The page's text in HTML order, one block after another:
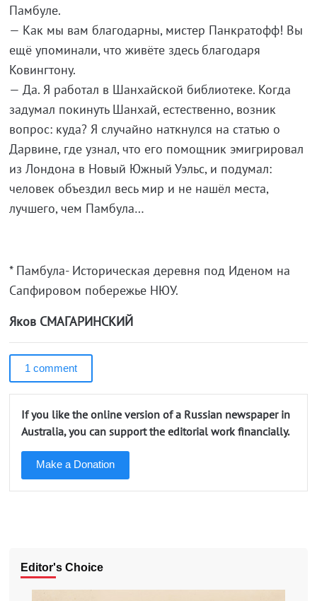
Памбуле.
— Как мы вам благодарны, мистер Панкратофф! Вы
ещё упоминали, что живёте здесь благодаря
Ковингтону.
— Да. Я работал в Шанхайской библиотеке. Когда
задумал покинуть Шанхай, естественно, возник
вопрос: куда? Я случайно наткнулся на статью о
Дарвине, где узнал, что его помощник эмигрировал
из Лондона в Новый Южный Уэльс, и подумал:
человек объездил весь мир и не нашёл места,
лучшего, чем Памбула…
* Памбула- Историческая деревня под Иденом на
Сапфировом побережье НЮУ.
Яков СМАГАРИНСКИЙ
1 comment
If you like the online version of a Russian newspaper in
Australia, you can support the editorial work financially.
Make a Donation
Editor's Choice